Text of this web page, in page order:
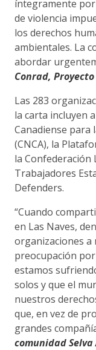
íntegramente
de violencia
los derechos
ambientales. La
abordar
Conrad,
Las 283
la carta incluyen
Canadiense para
(CNCA), la
la Confederación
Trabajadores
Defenders.
“Cuando
en Las Naves,
organizaciones a
preocupación
estamos
solos y que el
nuestros
que, en vez de
grandes
comunidad